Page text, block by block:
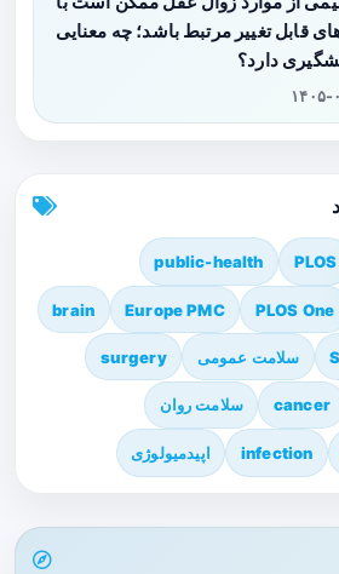
قابل تغییر مرتبط باشد؛ چه معنایی
دارد؟
۰۵-۱۶
PLOS
public-health
PLOS One
Europe PMC
brain
سلامت عمومی surgery
cancer سلامت روان
infection اپیدمیولوژی